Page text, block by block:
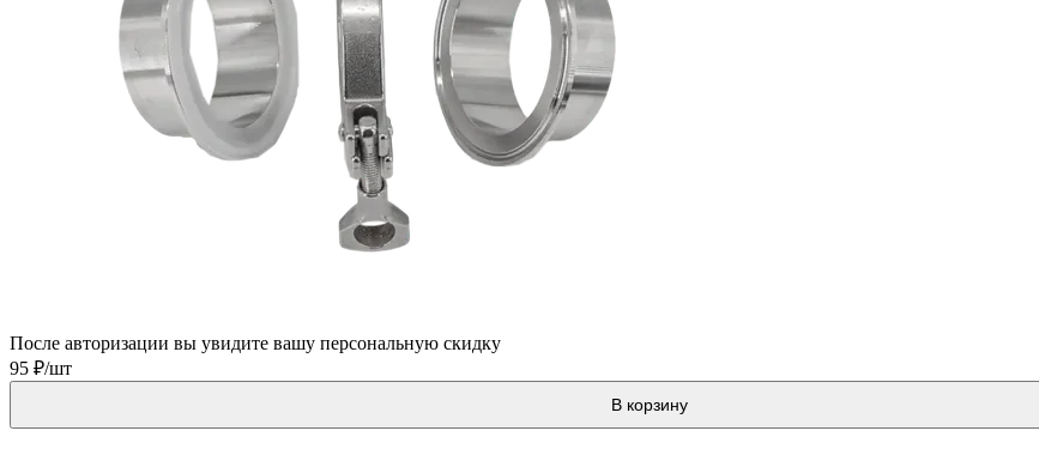
После авторизации вы увидите вашу персональную скидку
95 ₽/шт
В корзину